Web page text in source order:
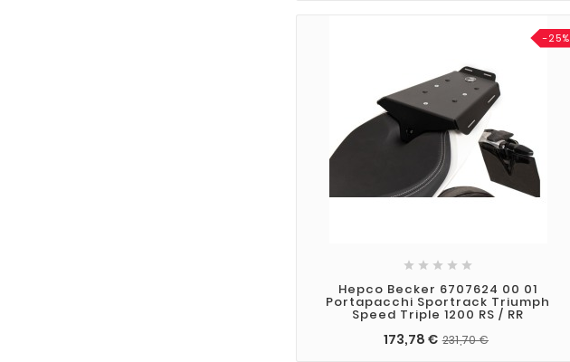
-25%
    
Hepco Becker 6707624 00 01
Portapacchi Sportrack Triumph
Speed Triple 1200 RS / RR
173,78 € 231,70 €